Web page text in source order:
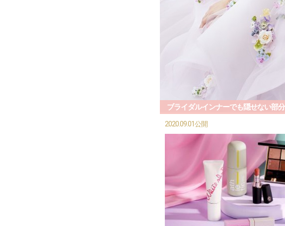
ブライダルインナーでも隠せない部
2020.09.01公開